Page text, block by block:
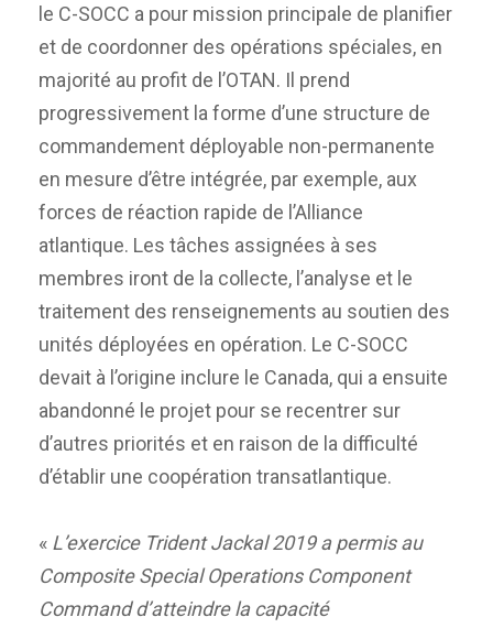
le C-SOCC a pour mission principale de planifier
et de coordonner des opérations spéciales, en
majorité au profit de l’OTAN. Il prend
progressivement la forme d’une structure de
commandement déployable non-permanente
en mesure d’être intégrée, par exemple, aux
forces de réaction rapide de l’Alliance
atlantique. Les tâches assignées à ses
membres iront de la collecte, l’analyse et le
traitement des renseignements au soutien des
unités déployées en opération. Le C-SOCC
devait à l’origine inclure le Canada, qui a ensuite
abandonné le projet pour se recentrer sur
d’autres priorités et en raison de la difficulté
d’établir une coopération transatlantique.
« L’exercice Trident Jackal 2019 a permis au
Composite Special Operations Component
Command d’atteindre la capacité